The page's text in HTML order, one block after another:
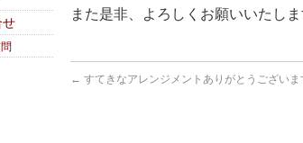
また是非、よろしくお願いいたしま
← すてきなアレンジメントありがとうございま
せ